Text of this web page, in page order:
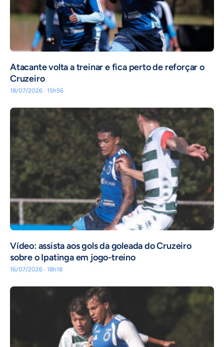
Atacante volta a treinar e fica perto de reforçar o
Cruzeiro
18/07/2026 · 15h56
Vídeo: assista aos gols da goleada do Cruzeiro
sobre o Ipatinga em jogo-treino
16/07/2026 · 18h18